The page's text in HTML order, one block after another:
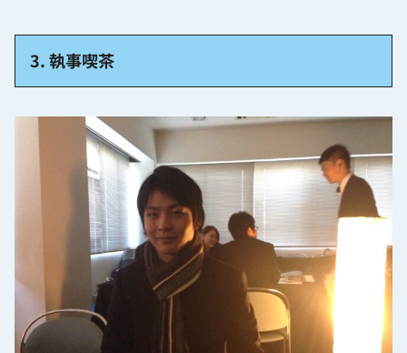
3. 執事喫茶